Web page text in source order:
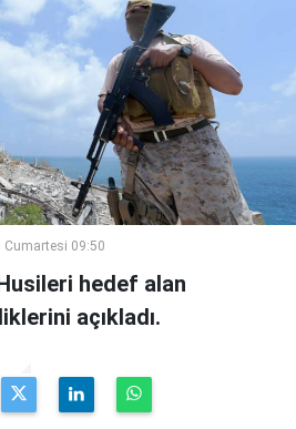
09:50
hedef alan
açıkladı.